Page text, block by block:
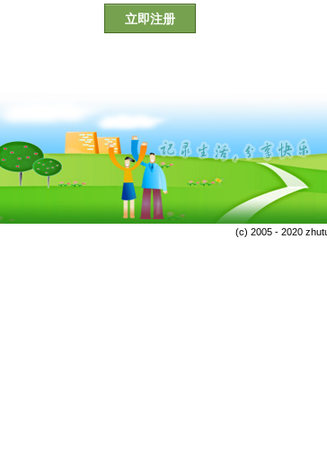
立即注册
(c) 2005 - 2020